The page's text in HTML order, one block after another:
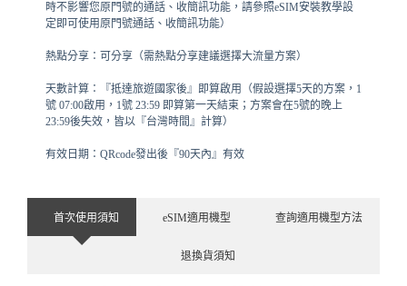
時不影響您原門號的通話、收簡訊功能，請參照eSIM安裝教學設
定即可使用原門號通話、收簡訊功能）
熱點分享：可分享（需熱點分享建議選擇大流量方案）
天數計算：『抵達旅遊國家後』即算啟用（假設選擇5天的方案，1
號 07:00啟用，1號 23:59 即算第一天結束；方案會在5號的晚上
23:59後失效，皆以『台灣時間』計算）
有效日期：QRcode發出後『90天內』有效
首次使用須知 eSIM適用機型 查詢適用機型方法
退換貨須知